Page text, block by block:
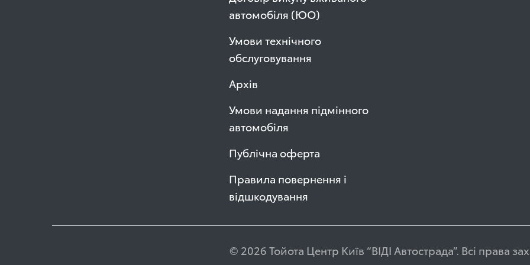
автомобіля (ЮО)
Умови технічного
обслуговування
Архів
Умови надання підмінного
автомобіля
Публічна оферта
Правила повернення і
відшкодування
© 2026 Тойота Центр Київ “ВІДІ Автострада”. Всі права